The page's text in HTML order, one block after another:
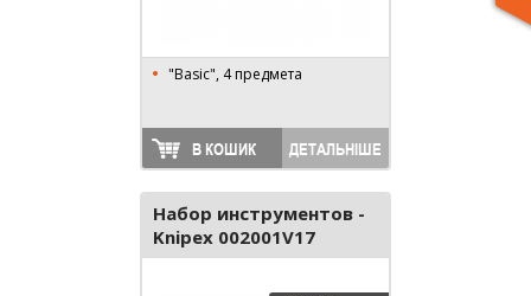
"Basic", 4 предмета
В КОШИК ДЕТАЛЬНІШЕ
Набор инструментов -
Knipex 002001V17